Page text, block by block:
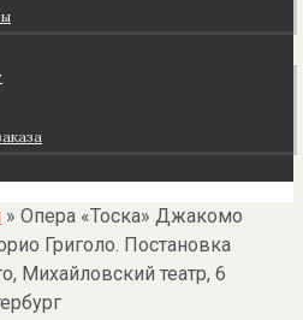
» Опера «Тоска» Джакомо
Григоло. Постановка
Михайловский театр, 6